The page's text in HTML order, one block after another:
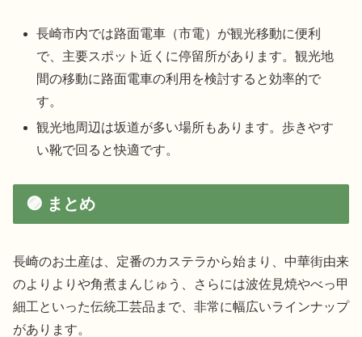
長崎市内では路面電車（市電）が観光移動に便利
で、主要スポット近くに停留所があります。観光地
間の移動に路面電車の利用を検討すると効率的で
す。
観光地周辺は坂道が多い場所もあります。歩きやす
い靴で回ると快適です。
🟣 まとめ
長崎のお土産は、定番のカステラから始まり、中華街由来
のよりよりや角煮まんじゅう、さらには波佐見焼やべっ甲
細工といった伝統工芸品まで、非常に幅広いラインナップ
があります。